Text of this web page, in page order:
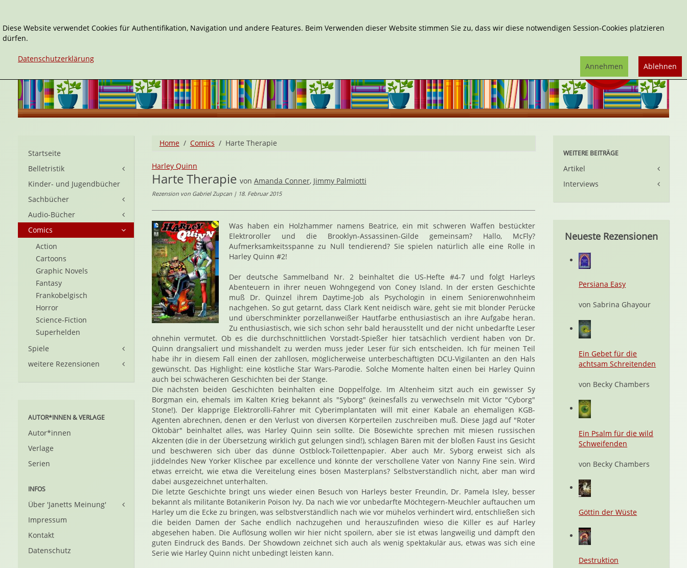
Home Comics Harte Therapie
Harley Quinn
Harte Therapie von Amanda Conner, Jimmy Palmiotti
Rezension von Gabriel Zupcan | 18. Februar 2015
Was haben ein Holzhammer namens Beatrice, ein mit schweren Waffen bestückter
Elektroroller und die Brooklyn-Assassinen-Gilde gemeinsam? Hallo, McFly?
Aufmerksamkeitsspanne zu Null tendierend? Sie spielen natürlich alle eine Rolle in
Harley Quinn #2!
Der deutsche Sammelband Nr. 2 beinhaltet die US-Hefte #4-7 und folgt Harleys
Abenteuern in ihrer neuen Wohngegend von Coney Island. In der ersten Geschichte
muß Dr. Quinzel ihrem Daytime-Job als Psychologin in einem Seniorenwohnheim
nachgehen. So gut getarnt, dass Clark Kent neidisch wäre, geht sie mit blonder Perücke
und überschminkter porzellanweißer Hautfarbe enthusiastisch an ihre Aufgabe heran.
Zu enthusiastisch, wie sich schon sehr bald herausstellt und der nicht unbedarfte Leser
ohnehin vermutet. Ob es die durchschnittlichen Vorstadt-Spießer hier tatsächlich verdient haben von Dr.
Quinn drangsaliert und misshandelt zu werden muss jeder Leser für sich entscheiden. Ich für meinen Teil
habe ihr in diesem Fall einen der zahllosen, möglicherweise unterbeschäftigten DCU-Vigilanten an den Hals
gewünscht. Das Highlight: eine köstliche Star Wars-Parodie. Solche Momente halten einen bei Harley Quinn
auch bei schwächeren Geschichten bei der Stange.
Die nächsten beiden Geschichten beinhalten eine Doppelfolge. Im Altenheim sitzt auch ein gewisser Sy
Borgman ein, ehemals im Kalten Krieg bekannt als "Syborg" (keinesfalls zu verwechseln mit Victor "Cyborg"
Stone!). Der klapprige Elektrorolli-Fahrer mit Cyberimplantaten will mit einer Kabale an ehemaligen KGB-
Agenten abrechnen, denen er den Verlust von diversen Körperteilen zuschreiben muß. Diese Jagd auf "Roter
Oktobär" beinhaltet alles, was Harley Quinn sein sollte. Die Bösewichte sprechen mit miesen russischen
Akzenten (die in der Übersetzung wirklich gut gelungen sind!), schlagen Bären mit der bloßen Faust ins Gesicht
und beschweren sich über das dünne Ostblock-Toilettenpapier. Aber auch Mr. Syborg erweist sich als
jiddelndes New Yorker Klischee par excellence und könnte der verschollene Vater von Nanny Fine sein. Wird
etwas erreicht, wie etwa die Vereitelung eines bösen Masterplans? Selbstverständlich nicht, aber man wird
dabei ausgezeichnet unterhalten.
Die letzte Geschichte bringt uns wieder einen Besuch von Harleys bester Freundin, Dr. Pamela Isley, besser
bekannt als militante Botanikerin Poison Ivy. Da nach wie vor unbedarfte Möchtegern-Meuchler auftauchen um
Harley um die Ecke zu bringen, was selbstverständlich nach wie vor mühelos verhindert wird, entschließen sich
die beiden Damen der Sache endlich nachzugehen und herauszufinden wieso die Killer es auf Harley
abgesehen haben. Die Auflösung wollen wir hier nicht spoilern, aber sie ist etwas langweilig und dämpft den
guten Eindruck des Bands. Der Showdown zeichnet sich auch als wenig spektakulär aus, etwas was sich eine
Serie wie Harley Quinn nicht unbedingt leisten kann.
Startseite
Belletristik
Kinder- und Jugendbücher
Sachbücher
Audio-Bücher
Comics
Action
Cartoons
Graphic Novels
Fantasy
Frankobelgisch
Horror
Science-Fiction
Superhelden
Spiele
weitere Rezensionen
AUTOR*INNEN & VERLAGE
Autor*innen
Verlage
Serien
INFOS
Über 'Janetts Meinung'
Impressum
Kontakt
Datenschutz
WEITERE BEITRÄGE
Artikel
Interviews
Neueste Rezensionen
Persiana Easy
von Sabrina Ghayour
Ein Gebet für die
achtsam Schreitenden
von Becky Chambers
Ein Psalm für die wild
Schweifenden
von Becky Chambers
Göttin der Wüste
Destruktion
Diese Website verwendet Cookies für Authentifikation, Navigation und andere Features. Beim Verwenden dieser Website stimmen Sie zu, dass wir diese notwendigen Session-Cookies platzieren
dürfen.
Datenschutzerklärung
Ablehnen
Annehmen